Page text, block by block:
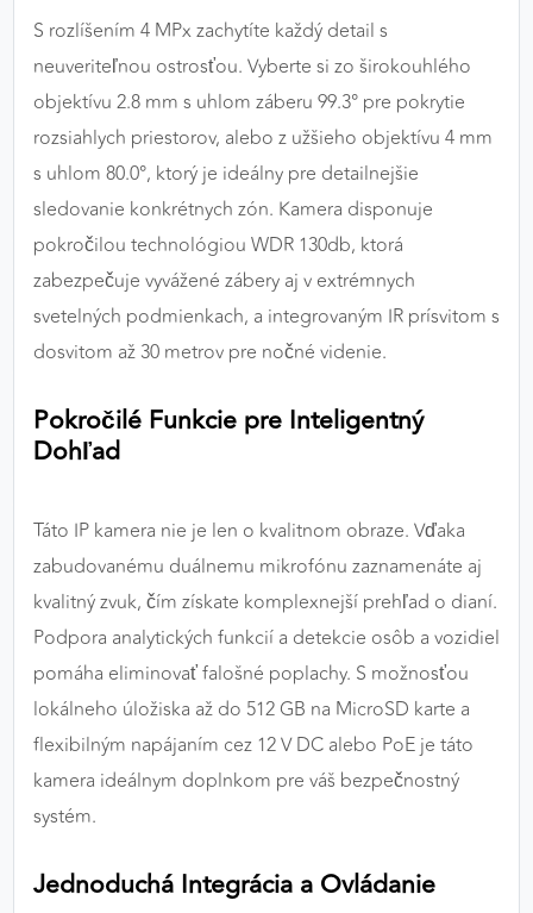
S rozlíšením 4 MPx zachytíte každý detail s
neuveriteľnou ostrosťou. Vyberte si zo širokouhlého
objektívu 2.8 mm s uhlom záberu 99.3° pre pokrytie
rozsiahlych priestorov, alebo z užšieho objektívu 4 mm
s uhlom 80.0°, ktorý je ideálny pre detailnejšie
sledovanie konkrétnych zón. Kamera disponuje
pokročilou technológiou WDR 130db, ktorá
zabezpečuje vyvážené zábery aj v extrémnych
svetelných podmienkach, a integrovaným IR prísvitom s
dosvitom až 30 metrov pre nočné videnie.
Pokročilé Funkcie pre Inteligentný
Dohľad
Táto IP kamera nie je len o kvalitnom obraze. Vďaka
zabudovanému duálnemu mikrofónu zaznamenáte aj
kvalitný zvuk, čím získate komplexnejší prehľad o dianí.
Podpora analytických funkcií a detekcie osôb a vozidiel
pomáha eliminovať falošné poplachy. S možnosťou
lokálneho úložiska až do 512 GB na MicroSD karte a
flexibilným napájaním cez 12 V DC alebo PoE je táto
kamera ideálnym doplnkom pre váš bezpečnostný
systém.
Jednoduchá Integrácia a Ovládanie